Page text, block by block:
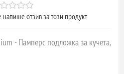
отзив за този продукт
- Памперс подложка за кучета,